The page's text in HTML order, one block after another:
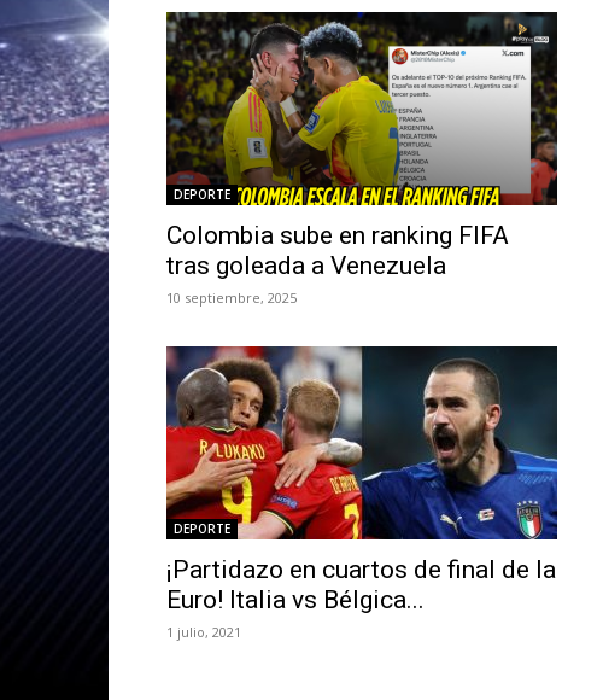
DEPORTE
Colombia sube en ranking FIFA
tras goleada a Venezuela
10 septiembre, 2025
DEPORTE
¡Partidazo en cuartos de final de la
Euro! Italia vs Bélgica...
1 julio, 2021